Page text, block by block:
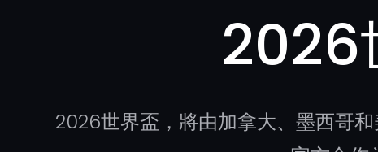
2026
2026世界盃，將由加拿大、墨西哥